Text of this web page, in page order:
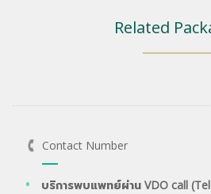
Related
Contact Number
บริการพบแพทย์ผ่าน VDO call